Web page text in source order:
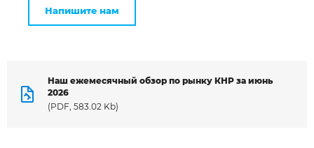
Напишите нам
Наш ежемесячный обзор по рынку КНР за июнь
2026
(PDF, 583.02 Kb)